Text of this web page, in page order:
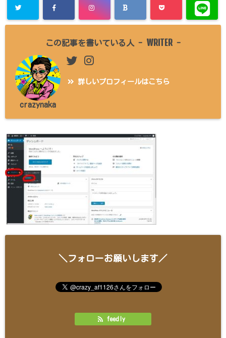
この記事を書いている人 - WRITER -
crazynaka
詳しいプロフィールはこちら
＼フォローお願いします／
feedly